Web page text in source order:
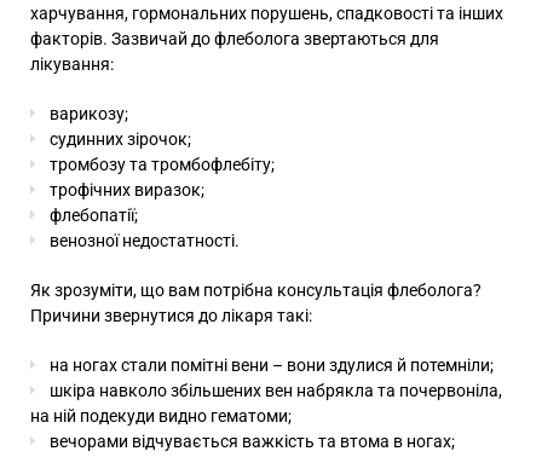
харчування, гормональних порушень, спадковості та інших
факторів. Зазвичай до флеболога звертаються для
лікування:
варикозу;
судинних зірочок;
тромбозу та тромбофлебіту;
трофічних виразок;
флебопатії;
венозної недостатності.
Як зрозуміти, що вам потрібна консультація флеболога?
Причини звернутися до лікаря такі:
на ногах стали помітні вени – вони здулися й потемніли;
шкіра навколо збільшених вен набрякла та почервоніла,
на ній подекуди видно гематоми;
вечорами відчувається важкість та втома в ногах;